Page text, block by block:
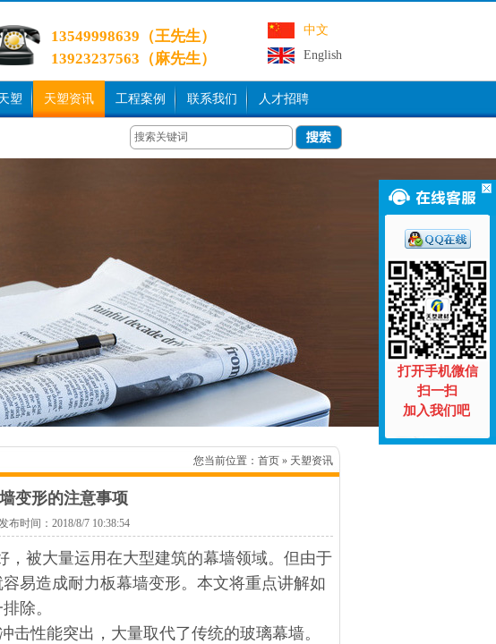
中文
English
13549998639（王先生）
13923237563（麻先生）
塑 天塑资讯 工程案例 联系我们 人才招聘
您当前位置： 首页 » 天塑资讯
变形的注意事项
时间：2018/8/7 10:38:54
，被大量运用在大型建筑的幕墙领域。但由于
易造成耐力板幕墙变形。本文将重点讲解如
除。
击性能突出，大量取代了传统的玻璃幕墙。
打开手机微信
扫一扫
加入我们吧